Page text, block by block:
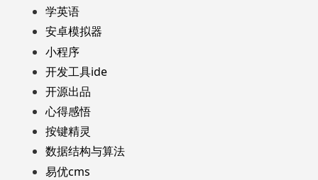
学英语
安卓模拟器
小程序
开发工具ide
开源出品
心得感悟
按键精灵
数据结构与算法
易优cms